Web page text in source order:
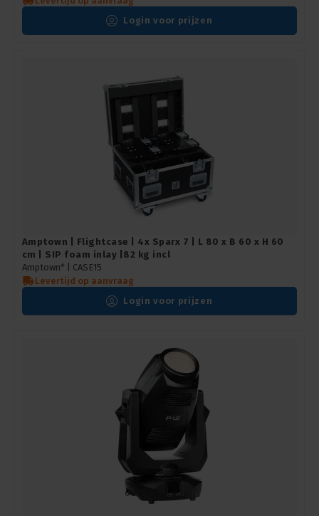
Login voor prijzen
Amptown | Flightcase | 4x Sparx 7 | L 80 x B 60 x H 60
cm | SIP foam inlay |82 kg incl
Amptown* | CASE15
Levertijd op aanvraag
Login voor prijzen